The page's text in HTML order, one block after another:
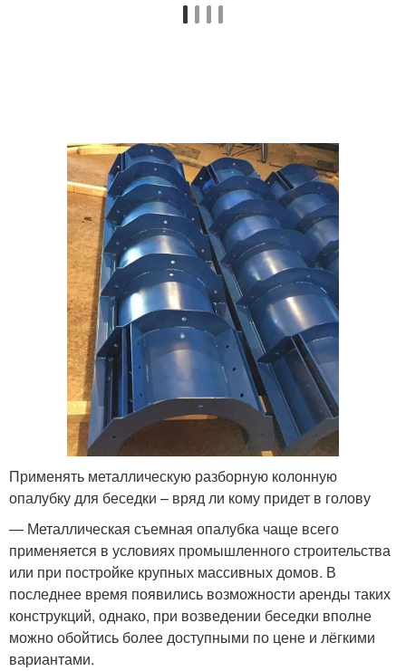
Применять металлическую разборную колонную
опалубку для беседки – вряд ли кому придет в голову
— Металлическая съемная опалубка чаще всего
применяется в условиях промышленного строительства
или при постройке крупных массивных домов. В
последнее время появились возможности аренды таких
конструкций, однако, при возведении беседки вполне
можно обойтись более доступными по цене и лёгкими
вариантами.